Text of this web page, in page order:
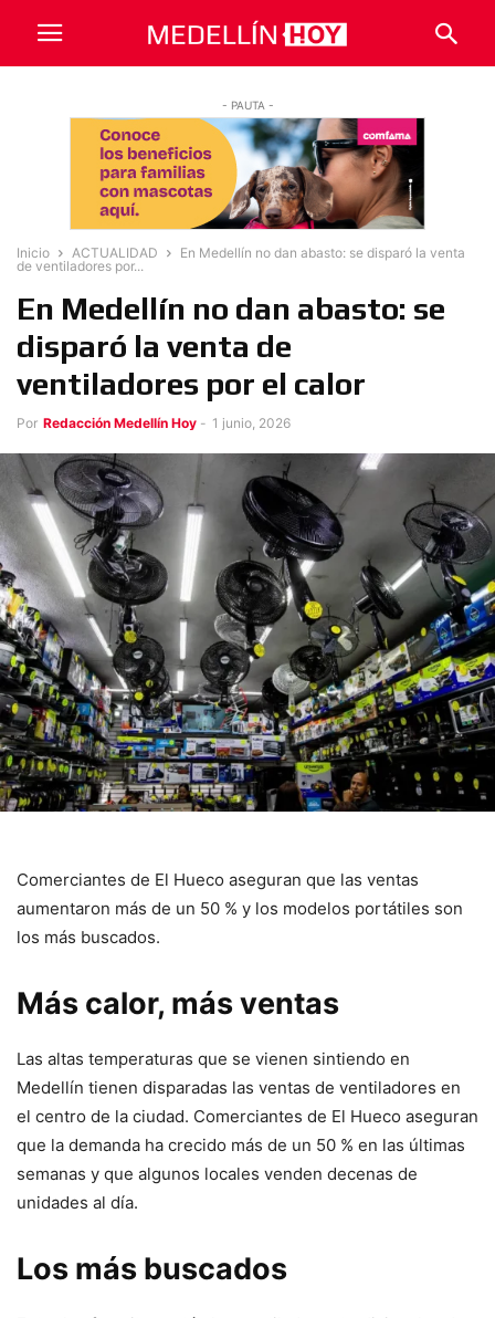
- PAUTA -
Inicio ACTUALIDAD
En Medellín no dan abasto: se disparó la venta
de ventiladores por...
En Medellín no dan abasto: se
disparó la venta de
ventiladores por el calor
Por Redacción Medellín Hoy - 1 junio, 2026
Comerciantes de El Hueco aseguran que las ventas
aumentaron más de un 50 % y los modelos portátiles son
los más buscados.
Más calor, más ventas
Las altas temperaturas que se vienen sintiendo en
Medellín tienen disparadas las ventas de ventiladores en
el centro de la ciudad. Comerciantes de El Hueco aseguran
que la demanda ha crecido más de un 50 % en las últimas
semanas y que algunos locales venden decenas de
unidades al día.
Los más buscados